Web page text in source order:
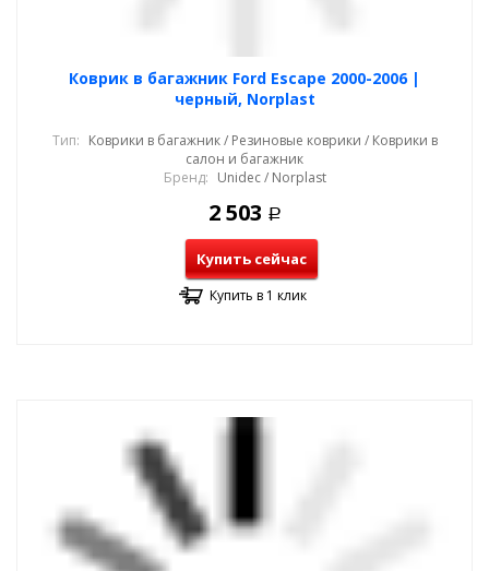
Коврик в багажник Ford Escape 2000-2006 |
черный, Norplast
Тип: Коврики в багажник / Резиновые коврики / Коврики в
салон и багажник
Бренд: Unidec / Norplast
2 503 Р
Купить сейчас
Купить в 1 клик